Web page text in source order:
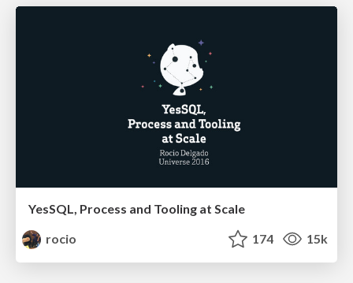
YesSQL, Process and Tooling at Scale
rocio
174 15k